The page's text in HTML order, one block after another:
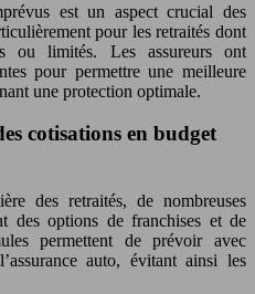
est un aspect crucial des
pour les retraités dont
ou limités. Les assureurs ont
pour permettre une meilleure
une protection optimale.
cotisations en budget
des retraités, de nombreuses
des options de franchises et de
permettent de prévoir avec
auto, évitant ainsi les